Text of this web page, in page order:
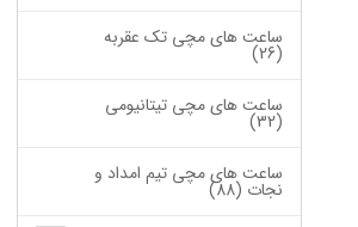
ساعت های مچی تک عقربه
(26)
ساعت های مچی تیتانیومی
(32)
ساعت های مچی تیم امداد و
نجات (88)